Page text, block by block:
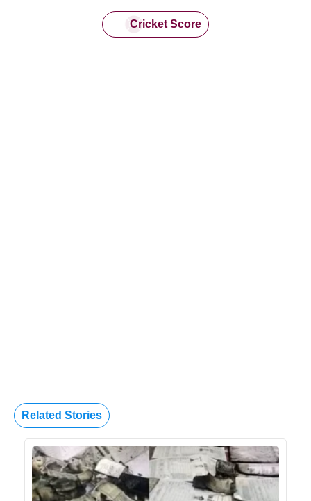
Cricket Score
Related Stories